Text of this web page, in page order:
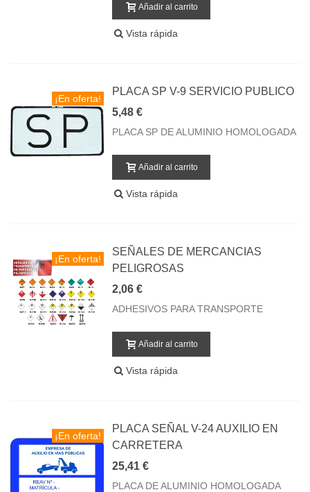
Añadir al carrito
Vista rápida
¡En oferta!
PLACA SP V-9 SERVICIO PUBLICO
5,48 €
PLACA SP DE ALUMINIO HOMOLOGADA
Añadir al carrito
Vista rápida
¡En oferta!
SEÑALES DE MERCANCIAS
PELIGROSAS
2,06 €
ADHESIVOS PARA TRANSPORTE
Añadir al carrito
Vista rápida
¡En oferta!
PLACA SEÑAL V-24 AUXILIO EN
CARRETERA
25,41 €
PLACA DE ALUMINIO HOMOLOGADA